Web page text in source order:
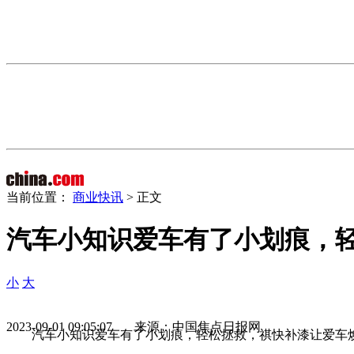
当前位置： 商业快讯 > 正文
汽车小知识爱车有了小划痕，
小 大
2023-09-01 09:05:07 来源：中国焦点日报网
汽车小知识爱车有了小划痕，轻松拯救，祺快补漆让爱车